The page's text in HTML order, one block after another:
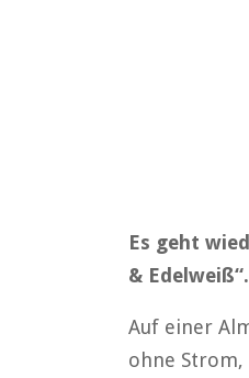
Es geht
&
Auf einer
ohne Strom,